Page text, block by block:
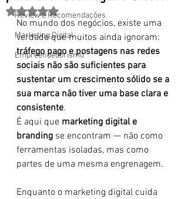
Review e Recomendações
Marketing Digital
Empreendedorismo
Avaliado com NaN de 5 estrelas.
No mundo dos negócios, existe uma
verdade que muitos ainda ignoram:
tráfego pago e postagens nas redes
sociais não são suficientes para
sustentar um crescimento sólido se a
sua marca não tiver uma base clara e
consistente.
É aqui que marketing digital e
branding se encontram — não como
ferramentas isoladas, mas como
partes de uma mesma engrenagem.
Enquanto o marketing digital cuida